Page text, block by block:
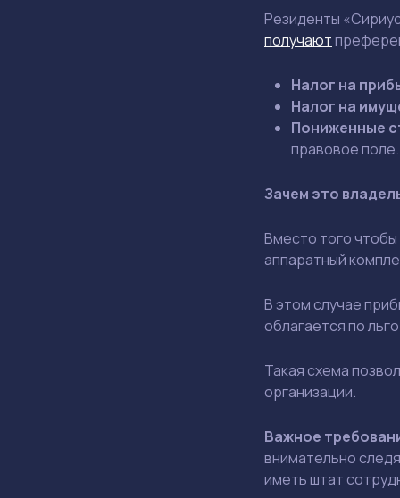
Резиденты
получают
Налог на
Налог на
Пониженные
правовое поле.
Зачем это
Вместо того
аппаратный
В этом случае
облагается по
Такая схема
организации.
Важное
внимательно
иметь штат